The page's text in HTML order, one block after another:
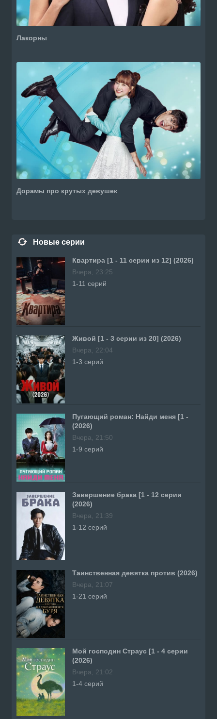
Лакорны
Дорамы про крутых девушек
Новые серии
Квартира [1 - 11 серии из 12] (2026)
Вчера, 23:25
1-11 серий
Живой [1 - 3 серии из 20] (2026)
Вчера, 22:04
1-3 серий
Пугающий роман: Найди меня [1 -
(2026)
Вчера, 21:50
1-9 серий
Завершение брака [1 - 12 серии
(2026)
Вчера, 21:39
1-12 серий
Таинственная девятка против (2026)
Вчера, 21:07
1-21 серий
Мой господин Страус [1 - 4 серии
(2026)
Вчера, 21:02
1-4 серий